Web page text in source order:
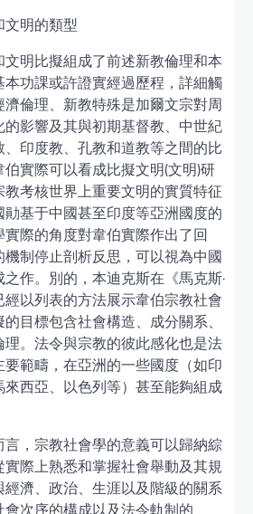
文明的類型
明比擬組成了前述新教倫理和本
功課或許證實經過歷程，詳細觸
倫理、新教特殊是加爾文宗對周
影響及其與初期基督教、中世紀
印度教、孔教和道教等之間的比
實際可以看成比擬文明(文明)研
考核世界上重要文明的實質特征
基于中國甚至印度等亞洲國度的
際的角度對韋伯實際作出了回
制停止剖析反思，可以視為中國
作。別的，本迪克斯在《馬克斯·
以列表的方法展示韋伯宗教社會
目標包含社會構造、成分關系、
。法令與宗教的彼此感化也是法
範疇，在亞洲的一些國度（如印
西亞、以色列等）甚至能夠組成
，宗教社會學的意義可以歸納綜
際上熟悉和掌握社會舉動及其規
濟、政治、生涯以及階級的關系
次序的構成以及法令軌制的